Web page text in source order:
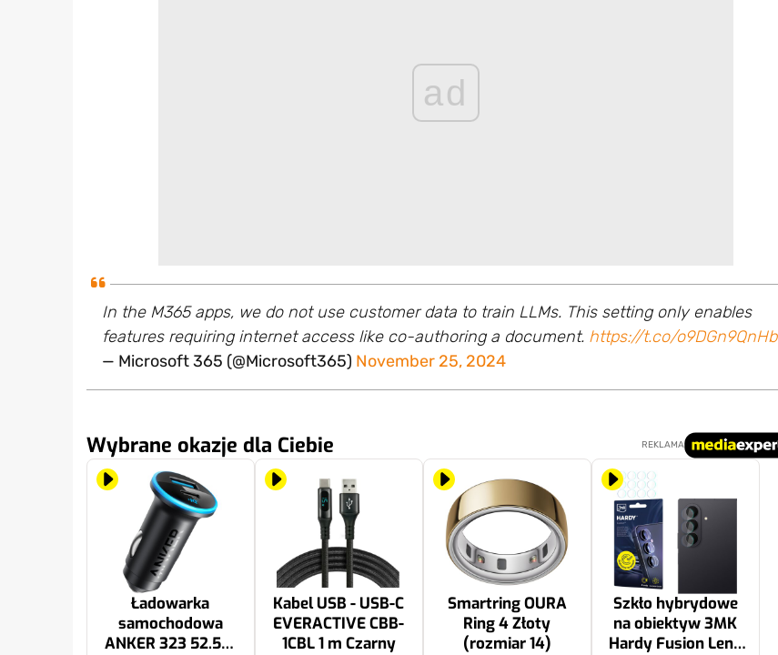
ad
In the M365 apps, we do not use customer data to train LLMs. This setting only enables
features requiring internet access like co-authoring a document. https://t.co/o9DGn9QnHb
— Microsoft 365 (@Microsoft365) November 25, 2024
Wybrane okazje dla Ciebie REKLAMA
Ładowarka
samochodowa
ANKER 323 52.5W
Kabel USB - USB-C
EVERACTIVE CBB-
1CBL 1 m Czarny
Smartring OURA
Ring 4 Złoty
(rozmiar 14)
Szkło hybrydowe
na obiektyw 3MK
Hardy Fusion Lens